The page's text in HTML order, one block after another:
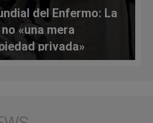
del Enfermo: La
«una mera
privada»